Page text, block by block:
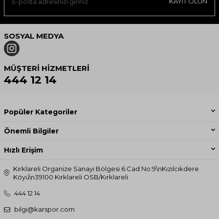
SOSYAL MEDYA
MÜŞTERI HIZMETLERI
444 12 14
Popüler Kategoriler
Önemli Bilgiler
Hızlı Erişim
Kırklareli Organize Sanayi Bölgesi 6.Cad No:9\nKızılcıkdere
Köyü\n39100 Kırklareli OSB/Kırklareli
444 12 14
bilgi@karspor.com